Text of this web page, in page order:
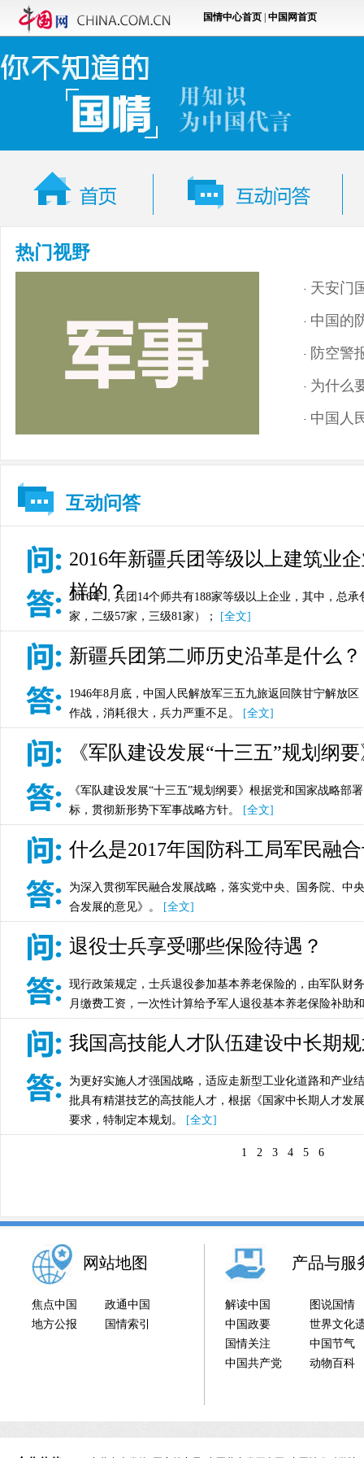
热门视野
· 天安门
· 中国的
· 防空警
· 为什么
· 中国人
互动问答
2016年新疆兵团等级以上建筑业
样的？
2016年，兵团14个师共有188家等级以上企业，其中，总
家，二级57家，三级81家）；
[全文]
新疆兵团第二师历史沿革是什么？
1946年8月底，中国人民解放军三五九旅返回陕甘宁解放
作战，消耗很大，兵力严重不足。
[全文]
《军队建设发展“十三五”规划纲
《军队建设发展“十三五”规划纲要》根据党和国家战略部
标，贯彻新形势下军事战略方针。
[全文]
什么是2017年国防科工局军民融
为深入贯彻军民融合发展战略，落实党中央、国务院、中
合发展的意见》。
[全文]
退役士兵享受哪些保险待遇？
现行政策规定，士兵退役参加基本养老保险的，由军队财
月缴费工资，一次性计算给予军人退役基本养老保险补助
我国高技能人才队伍建设中长期
为更好实施人才强国战略，适应走新型工业化道路和产业
批具有精湛技艺的高技能人才，根据《国家中长期人才发
要求，特制定本规划。
[全文]
1 2 3 4 5 6